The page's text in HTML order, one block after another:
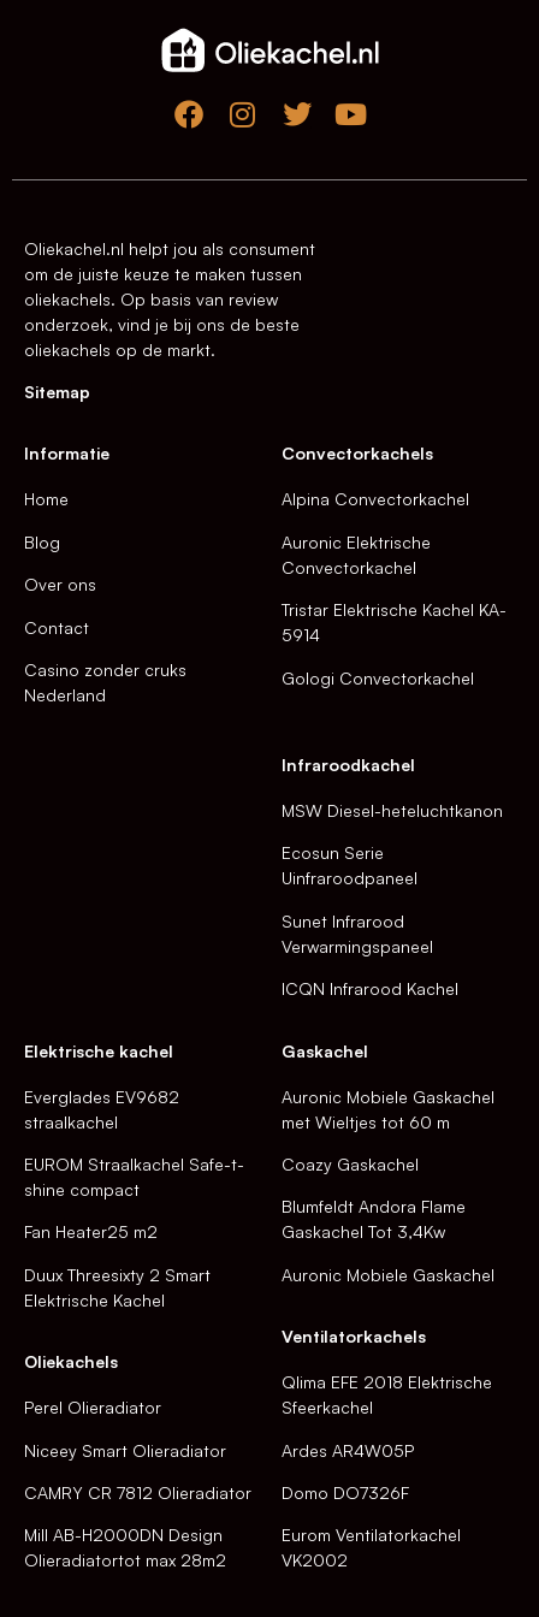
Oliekachel.nl helpt jou als consument
om de juiste keuze te maken tussen
oliekachels. Op basis van review
onderzoek, vind je bij ons de beste
oliekachels op de markt.
Sitemap
Informatie
Home
Blog
Over ons
Contact
Casino zonder cruks
Nederland
Convectorkachels
Alpina Convectorkachel
Auronic Elektrische
Convectorkachel
Tristar Elektrische Kachel KA-
5914
Gologi Convectorkachel
Infraroodkachel
MSW Diesel-heteluchtkanon
Ecosun Serie
Uinfraroodpaneel
Sunet Infrarood
Verwarmingspaneel
ICQN Infrarood Kachel
Elektrische kachel
Everglades EV9682
straalkachel
EUROM Straalkachel Safe-t-
shine compact
Fan Heater25 m2
Duux Threesixty 2 Smart
Elektrische Kachel
Oliekachels
Perel Olieradiator
Niceey Smart Olieradiator
CAMRY CR 7812 Olieradiator
Mill AB-H2000DN Design
Olieradiatortot max 28m2
Gaskachel
Auronic Mobiele Gaskachel
met Wieltjes tot 60 m
Coazy Gaskachel
Blumfeldt Andora Flame
Gaskachel Tot 3,4Kw
Auronic Mobiele Gaskachel
Ventilatorkachels
Qlima EFE 2018 Elektrische
Sfeerkachel
Ardes AR4W05P
Domo DO7326F
Eurom Ventilatorkachel
VK2002